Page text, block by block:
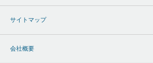
サイトマップ
会社概要